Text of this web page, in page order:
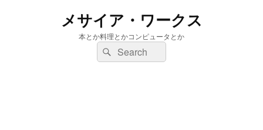
メサイア・ワークス
本とか料理とかコンピュータとか
検
索:
検
索